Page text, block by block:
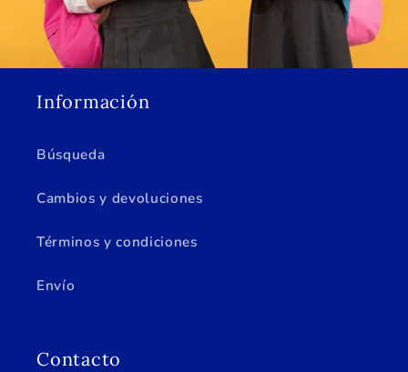
Información
Búsqueda
Cambios y devoluciones
Términos y condiciones
Envío
Contacto